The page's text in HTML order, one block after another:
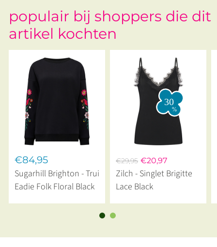
populair bij shoppers die dit
artikel kochten
€84,95
Sugarhill Brighton - Trui
Eadie Folk Floral Black
€29,95 €20,97
Zilch - Singlet Brigitte
Lace Black